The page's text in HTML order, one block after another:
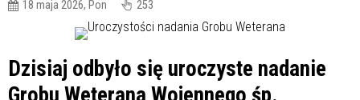
18 maja 2026, Pon 253
Dzisiaj odbyło się uroczyste nadanie